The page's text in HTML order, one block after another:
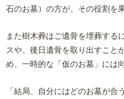
石のお墓）の方が、その役割を
また樹木葬はご遺骨を埋葬する
スや、後日遺骨を取り出すこと
め、一時的な「仮のお墓」には
「結局、自分にはどのお墓が合